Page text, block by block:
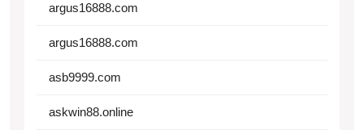
argus16888.com
argus16888.com
asb9999.com
askwin88.online